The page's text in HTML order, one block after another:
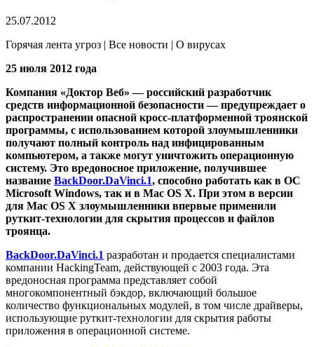
25.07.2012
Горячая лента угроз | Все новости | О вирусах
25 июля 2012 года
Компания «Доктор Веб» — российский разработчик
средств информационной безопасности — предупреждает о
распространении опасной кросс-платформенной троянской
программы, с использованием которой злоумышленники
получают полный контроль над инфицированным
компьютером, а также могут уничтожить операционную
систему. Это вредоносное приложение, получившее
название BackDoor.DaVinci.1, способно работать как в ОС
Microsoft Windows, так и в Mac OS X. При этом в версии
для Mac OS X злоумышленники впервые применили
руткит-технологии для скрытия процессов и файлов
троянца.
BackDoor.DaVinci.1 разработан и продается специалистами
компании HackingTeam, действующей с 2003 года. Эта
вредоносная программа представляет собой
многокомпонентный бэкдор, включающий большое
количество функциональных модулей, в том числе драйверы,
использующие руткит-технологии для скрытия работы
приложения в операционной системе.